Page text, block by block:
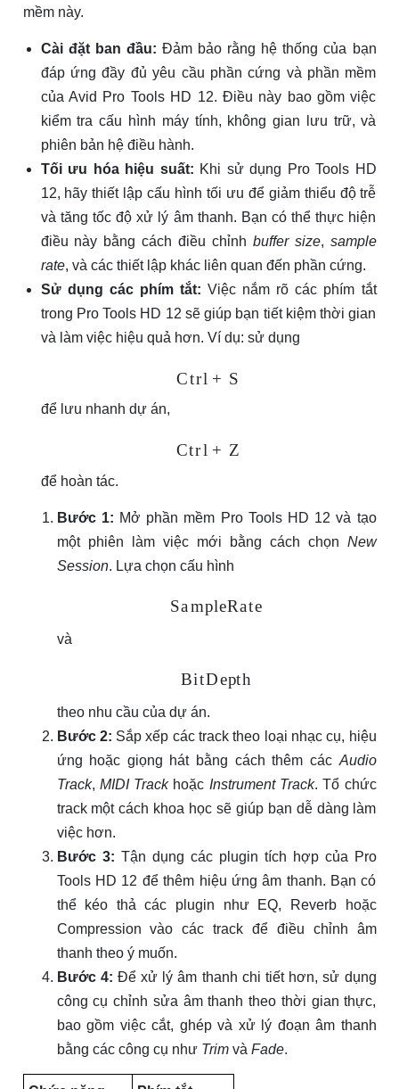
mềm này.
Cài đặt ban đầu: Đảm bảo rằng hệ thống của bạn
đáp ứng đầy đủ yêu cầu phần cứng và phần mềm
của Avid Pro Tools HD 12. Điều này bao gồm việc
kiểm tra cấu hình máy tính, không gian lưu trữ, và
phiên bản hệ điều hành.
Tối ưu hóa hiệu suất: Khi sử dụng Pro Tools HD
12, hãy thiết lập cấu hình tối ưu để giảm thiểu độ trễ
và tăng tốc độ xử lý âm thanh. Bạn có thể thực hiện
điều này bằng cách điều chỉnh buffer size, sample
rate, và các thiết lập khác liên quan đến phần cứng.
Sử dụng các phím tắt: Việc nắm rõ các phím tắt
trong Pro Tools HD 12 sẽ giúp bạn tiết kiệm thời gian
và làm việc hiệu quả hơn. Ví dụ: sử dụng
Ctr + S
để lưu nhanh dự án,
Ctr + Z
để hoàn tác.
Bước 1: Mở phần mềm Pro Tools HD 12 và tạo
một phiên làm việc mới bằng cách chọn New
Session. Lựa chọn cấu hình
SampleRate
và
BitDepth
theo nhu cầu của dự án.
Bước 2: Sắp xếp các track theo loại nhạc cụ, hiệu
ứng hoặc giọng hát bằng cách thêm các Audio
Track, MIDI Trackhoặc Instrument Track. Tổ chức
track một cách khoa học sẽ giúp bạn dễ dàng làm
việc hơn.
Bước 3: Tận dụng các plugin tích hợp của Pro
Tools HD 12 để thêm hiệu ứng âm thanh. Bạn có
thể kéo thả các plugin như EQ, Reverb hoặc
Compression vào các track để điều chỉnh âm
thanh theo ý muốn.
Bước 4: Để xử lý âm thanh chi tiết hơn, sử dụng
công cụ chỉnh sửa âm thanh theo thời gian thực,
bao gồm việc cắt, ghép và xử lý đoạn âm thanh
bằng các công cụ như Trimvà Fade.